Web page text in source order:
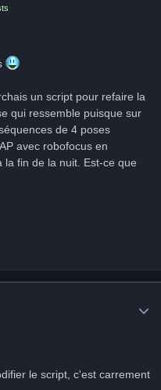
un script pour refaire la
qui ressemble puisque sur
de 4 poses
avec robofocus en
fin de la nuit. Est-ce que
le script, c'est carrement